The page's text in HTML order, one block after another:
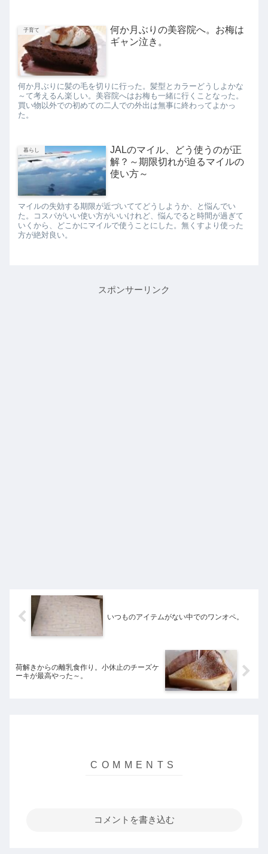
子育て
何か月ぶりの美容院へ。お梅は
ギャン泣き。
何か月ぶりに髪の毛を切りに行った。髪型とカラーどうしよかな
～て考えるん楽しい。美容院へはお梅も一緒に行くことなった。
買い物以外での初めての二人での外出は無事に終わってよかっ
た。
暮らし
JALのマイル、どう使うのが正
解？～期限切れが迫るマイルの
使い方～
マイルの失効する期限が近づいててどうしようか、と悩んでい
た。コスパがいい使い方がいいけれど、悩んでると時間が過ぎて
いくから、どこかにマイルで使うことにした。無くすより使った
方が絶対良い。
スポンサーリンク
いつものアイテムがない中でのワンオペ。
荷解きからの離乳食作り。小休止のチーズケ
ーキが最高やった～。
コメントを書き込む